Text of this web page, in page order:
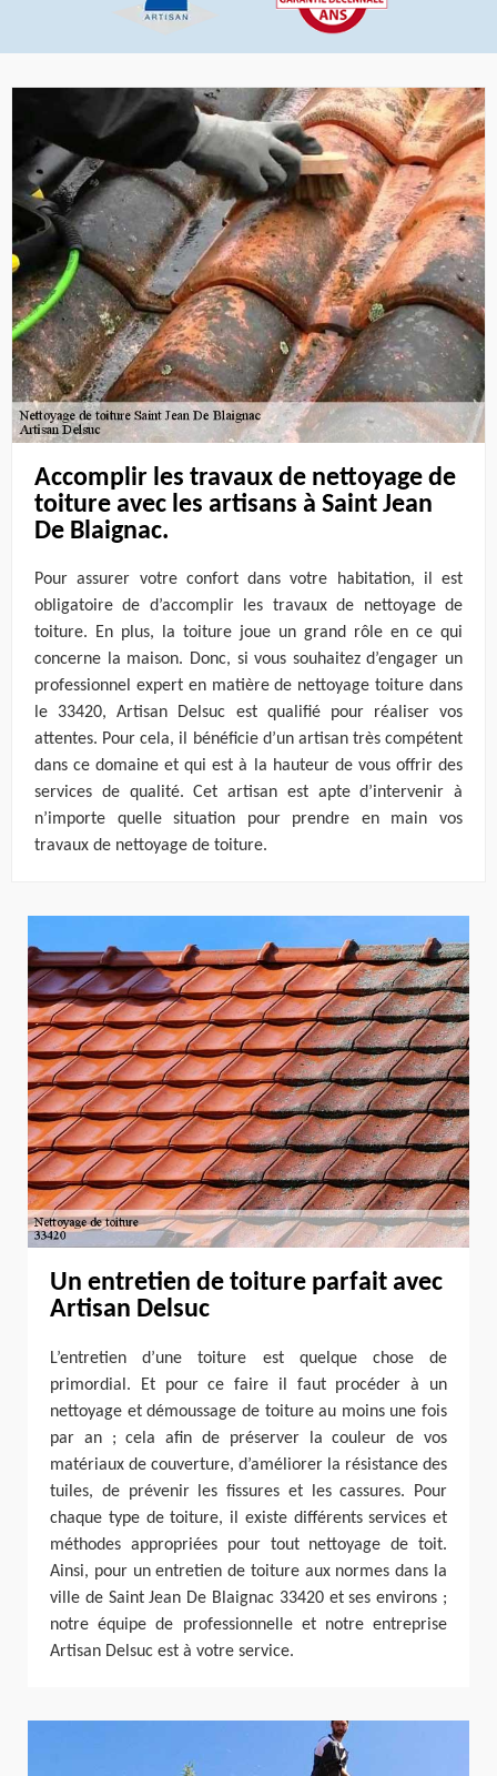
Accomplir les travaux de nettoyage de
toiture avec les artisans à Saint Jean
De Blaignac.
Pour assurer votre confort dans votre habitation, il est
obligatoire de d’accomplir les travaux de nettoyage de
toiture. En plus, la toiture joue un grand rôle en ce qui
concerne la maison. Donc, si vous souhaitez d’engager un
professionnel expert en matière de nettoyage toiture dans
le 33420, Artisan Delsuc est qualifié pour réaliser vos
attentes. Pour cela, il bénéficie d’un artisan très compétent
dans ce domaine et qui est à la hauteur de vous offrir des
services de qualité. Cet artisan est apte d’intervenir à
n’importe quelle situation pour prendre en main vos
travaux de nettoyage de toiture.
Un entretien de toiture parfait avec
Artisan Delsuc
L’entretien d’une toiture est quelque chose de
primordial. Et pour ce faire il faut procéder à un
nettoyage et démoussage de toiture au moins une fois
par an ; cela afin de préserver la couleur de vos
matériaux de couverture, d’améliorer la résistance des
tuiles, de prévenir les fissures et les cassures. Pour
chaque type de toiture, il existe différents services et
méthodes appropriées pour tout nettoyage de toit.
Ainsi, pour un entretien de toiture aux normes dans la
ville de Saint Jean De Blaignac 33420 et ses environs ;
notre équipe de professionnelle et notre entreprise
Artisan Delsuc est à votre service.